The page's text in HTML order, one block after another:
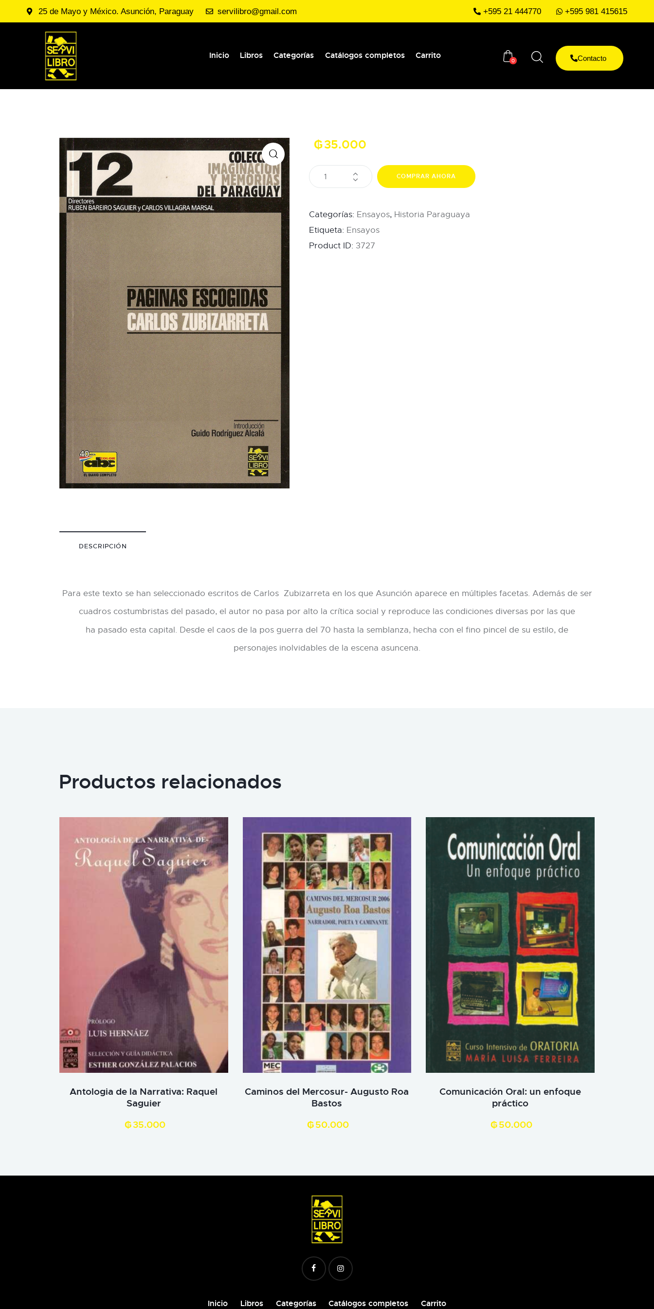
25 de Mayo y México. Asunción, Paraguay servilibro@gmail.com +595 21 444770 +595 981 415615
Inicio Libros Categorías Catálogos completos Carrito
0 Contacto
₲35.000
COMPRAR AHORA
Categorías: Ensayos, Historia Paraguaya
Etiqueta: Ensayos
Product ID: 3727
DESCRIPCIÓN
Para este texto se han seleccionado escritos de Carlos Zubizarreta en los que Asunción aparece en múltiples facetas. Además de ser
cuadros costumbristas del pasado, el autor no pasa por alto la crítica social y reproduce las condiciones diversas por las que
ha pasado esta capital. Desde el caos de la pos guerra del 70 hasta la semblanza, hecha con el fino pincel de su estilo, de
personajes inolvidables de la escena asuncena.
Productos relacionados
Antologia de la Narrativa: Raquel
Saguier
₲35.000
Caminos del Mercosur- Augusto Roa
Bastos
₲50.000
Comunicación Oral: un enfoque
práctico
₲50.000
Inicio Libros Categorías Catálogos completos Carrito